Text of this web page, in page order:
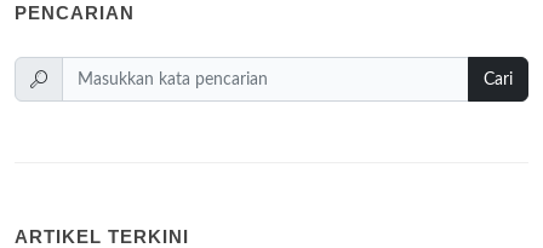
PENCARIAN
Cari
ARTIKEL TERKINI